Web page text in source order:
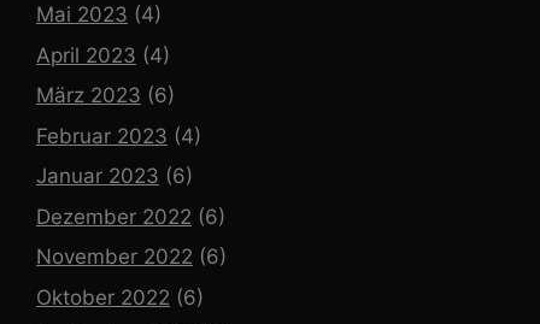
Mai 2023 (4)
April 2023 (4)
März 2023 (6)
Februar 2023 (4)
Januar 2023 (6)
Dezember 2022 (6)
November 2022 (6)
Oktober 2022 (6)